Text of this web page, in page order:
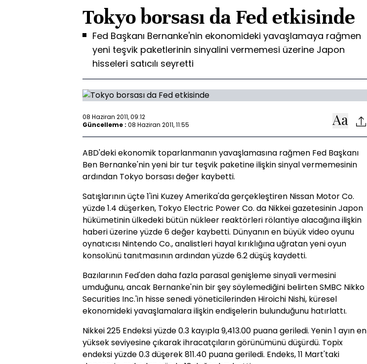
Tokyo borsası da Fed etkisinde
Fed Başkanı Bernanke'nin ekonomideki yavaşlamaya rağmen
yeni teşvik paketlerinin sinyalini vermemesi üzerine Japon
hisseleri satıcılı seyretti
08 Haziran 2011, 09:12
Güncelleme : 08 Haziran 2011, 11:55
ABD'deki ekonomik toparlanmanın yavaşlamasına rağmen Fed Başkanı
Ben Bernanke'nin yeni bir tur teşvik paketine ilişkin sinyal vermemesinin
ardından Tokyo borsası değer kaybetti.
Satışlarının üçte 1'ini Kuzey Amerika'da gerçekleştiren Nissan Motor Co.
yüzde 1.4 düşerken, Tokyo Electric Power Co. da Nikkei gazetesinin Japon
hükümetinin ülkedeki bütün nükleer reaktörleri rölantiye alacağına ilişkin
haberi üzerine yüzde 6 değer kaybetti. Dünyanın en büyük video oyunu
oynatıcısı Nintendo Co., analistleri hayal kırıklığına uğratan yeni oyun
konsolünü tanıtmasının ardından yüzde 6.2 düşüş kaydetti.
Bazılarının Fed'den daha fazla parasal genişleme sinyali vermesini
umduğunu, ancak Bernanke'nin bir şey söylemediğini belirten SMBC Nikko
Securities Inc.'in hisse senedi yöneticilerinden Hiroichi Nishi, küresel
ekonomideki yavaşlamalara ilişkin endişelerin bulunduğunu hatırlattı.
Nikkei 225 Endeksi yüzde 0.3 kayıpla 9,413.00 puana geriledi. Yenin 1 ayın en
yüksek seviyesine çıkarak ihracatçıların görünümünü düşürdü. Topix
endeksi yüzde 0.3 düşerek 811.40 puana geriledi. Endeks, 11 Mart'taki